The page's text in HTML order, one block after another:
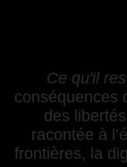
Ce qu'il
conséquences
des
racontée à
frontières, la